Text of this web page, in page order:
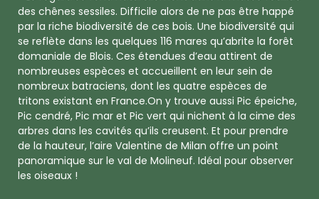
des chênes sessiles. Difficile alors de ne pas être happé
par la riche biodiversité de ces bois. Une biodiversité qui
se reflète dans les quelques 116 mares qu’abrite la forêt
domaniale de Blois. Ces étendues d’eau attirent de
nombreuses espèces et accueillent en leur sein de
nombreux batraciens, dont les quatre espèces de
tritons existant en France.On y trouve aussi Pic épeiche,
Pic cendré, Pic mar et Pic vert qui nichent à la cime des
arbres dans les cavités qu’ils creusent. Et pour prendre
de la hauteur, l’aire Valentine de Milan offre un point
panoramique sur le val de Molineuf. Idéal pour observer
les oiseaux !